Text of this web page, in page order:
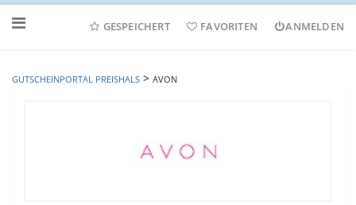
Online-
GESPEICHERT FAVORITEN ANMELDEN
GUTSCHEINPORTAL PREISHALS > AVON